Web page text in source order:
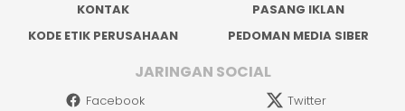
KONTAK
PASANG IKLAN
KODE ETIK PERUSAHAAN
PEDOMAN MEDIA SIBER
JARINGAN SOCIAL
Facebook
Twitter